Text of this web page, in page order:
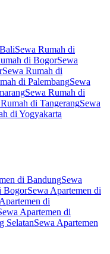
Sewa Rumah di
di BogorSewa
Sewa Rumah di
di PalembangSewa
Sewa Rumah di
di TangerangSewa
di Yogyakarta
di BandungSewa
BogorSewa Apartemen di
di
Apartemen di
SelatanSewa Apartemen